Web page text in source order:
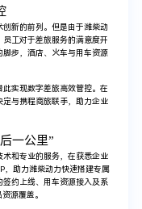
新的前列。但是由于潍柴动
工对于差旅服务的满意度开
步，酒店、火车与用车资源
实现数字差旅高效管控。在
与携程商旅联手，助力企业
一公里”
和专业的服务，在获悉企业
，助力潍柴动力快速搭建专属
约上线、用车资源接入及系
源覆盖。